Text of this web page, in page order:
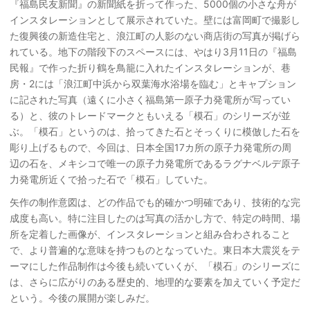
『福島民友新聞』の新聞紙を折って作った、5000個の小さな舟が
インスタレーションとして展示されていた。壁には富岡町で撮影し
た復興後の新造住宅と、浪江町の人影のない商店街の写真が掲げら
れている。地下の階段下のスペースには、やはり3月11日の『福島
民報』で作った折り鶴を鳥籠に入れたインスタレーションが、巷
房・2には「浪江町中浜から双葉海水浴場を臨む」とキャプション
に記された写真（遠くに小さく福島第一原子力発電所が写ってい
る）と、彼のトレードマークともいえる「模石」のシリーズが並
ぶ。「模石」というのは、拾ってきた石とそっくりに模倣した石を
彫り上げるもので、今回は、日本全国17カ所の原子力発電所の周
辺の石を、メキシコで唯一の原子力発電所であるラグナベルデ原子
力発電所近くで拾った石で「模石」していた。
矢作の制作意図は、どの作品でも的確かつ明確であり、技術的な完
成度も高い。特に注目したのは写真の活かし方で、特定の時間、場
所を定着した画像が、インスタレーションと組み合わされること
で、より普遍的な意味を持つものとなっていた。東日本大震災をテ
ーマにした作品制作は今後も続いていくが、「模石」のシリーズに
は、さらに広がりのある歴史的、地理的な要素を加えていく予定だ
という。今後の展開が楽しみだ。